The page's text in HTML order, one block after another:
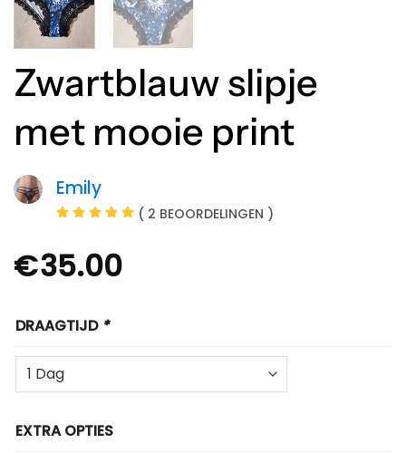
Zwartblauw slipje
met mooie print
Emily
( 2 BEOORDELINGEN )
€35.00
DRAAGTIJD *
EXTRA OPTIES